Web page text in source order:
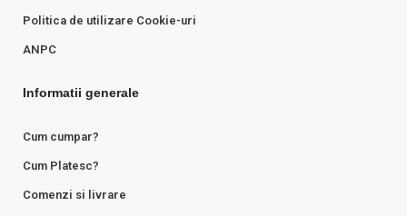
Politica de utilizare Cookie-uri
ANPC
Informatii generale
Cum cumpar?
Cum Platesc?
Comenzi si livrare